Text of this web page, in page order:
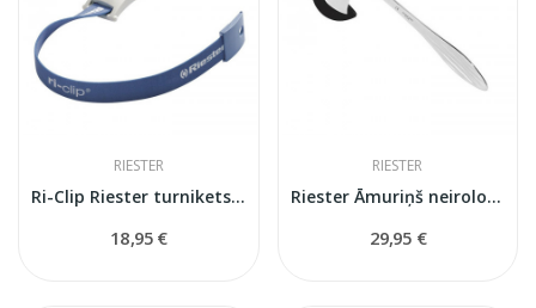
RIESTER
Ri-Clip Riester turnikets bez lateksa
18,95 €
RIESTER
Riester Āmuriņš neirologiskais Berliner
29,95 €